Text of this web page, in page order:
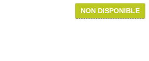
NON DISPONIBLE